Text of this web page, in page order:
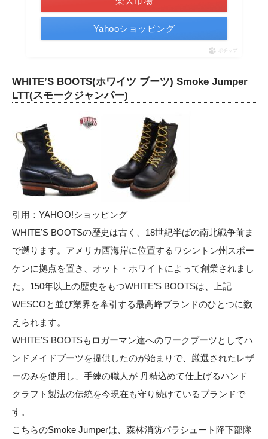
Yahooショッピング
ポチップ
WHITE’S BOOTS(ホワイツ ブーツ) Smoke Jumper
LTT(スモークジャンパー)
引用： YAHOO!ショッピング
WHITE’S BOOTSの歴史は古く、18世紀半ばの南北戦争前ま
で遡ります。アメリカ西海岸に位置するワシントン州スポー
ケンに拠点を置き、オット・ホワイトによって創業されまし
た。150年以上の歴史をもつWHITE’S BOOTSは、上記
WESCOと並び業界を牽引する最高峰ブランドのひとつに数
えられます。
WHITE’S BOOTSもロガーマン達へのワークブーツとしてハ
ンドメイドブーツを提供したのが始まりで、厳選されたレザ
ーのみを使用し、手練の職人が 丹精込めて仕上げるハンド
クラフト製法の伝統を今現在も守り続けているブランドで
す。
こちらのSmoke Jumperは、森林消防パラシュート降下部隊